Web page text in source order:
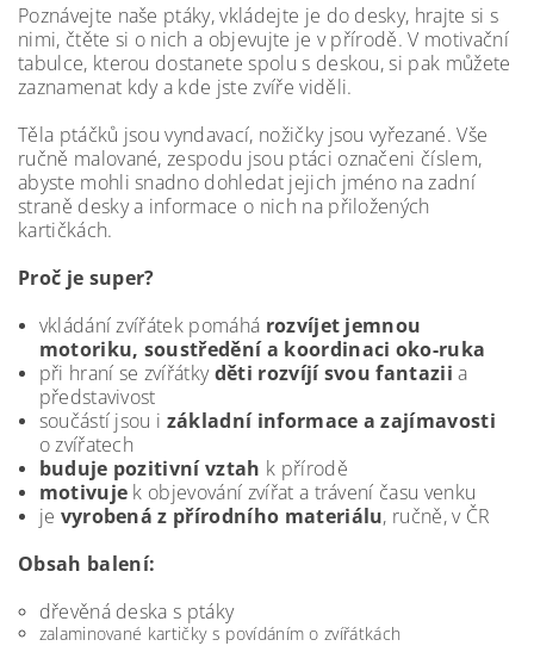
Poznávejte naše ptáky, vkládejte je do desky, hrajte si s
nimi, čtěte si o nich a objevujte je v přírodě. V motivační
tabulce, kterou dostanete spolu s deskou, si pak můžete
zaznamenat kdy a kde jste zvíře viděli.
Těla ptáčků jsou vyndavací, nožičky jsou vyřezané.Vše
ručně malované, zespodu jsou ptáci označeni číslem,
abyste mohli snadno dohledat jejich jméno na zadní
straně desky a informace o nich na přiložených
kartičkách.
Proč je super?
vkládání zvířátek pomáhá rozvíjet jemnou
motoriku, soustředění a koordinaci oko-ruka
při hraní se zvířátkyděti rozvíjí svou fantazii a
představivost
součástí jsou i základní informace a zajímavosti
o zvířatech
buduje pozitivní vztah k přírodě
motivuje k objevování zvířat a trávení času venku
je vyrobená z přírodního materiálu, ručně, v ČR
Obsah balení:
dřevěná deska s ptáky
zalaminované kartičky s povídáním o zvířátkách